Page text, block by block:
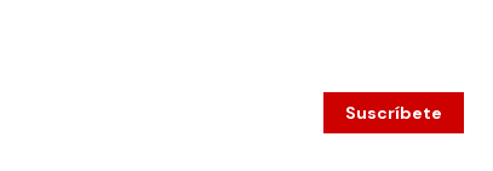
Suscríbete